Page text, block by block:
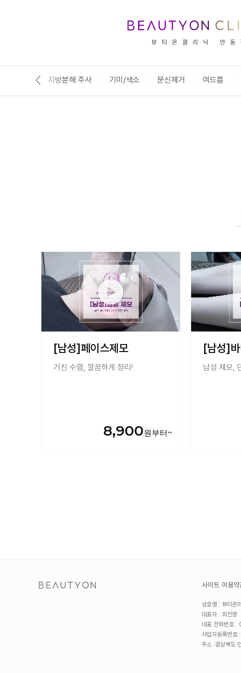
지방분해 주사 기미/색소 문신제거 여드름
[남성]페이스제모
거친 수염, 깔끔하게 정리!
8,900
[남성]
남성 체모,
사이트 이용약
상호명 : 뷰티온
대표자 : 최진영
대표 전화번
사업자등록번
주소 :경상북도